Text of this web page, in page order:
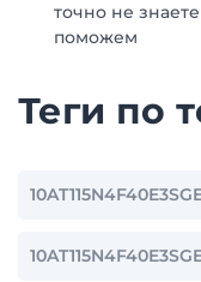
точно не
поможем
Теги по